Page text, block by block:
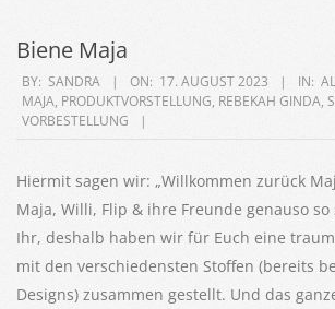
Biene Maja
2023-
08-
BY: SANDRA ON: 17. AUGUST 2023 IN:
MAJA, PRODUKTVORSTELLUNG, REBEKAH GINDA,
VORBESTELLUNG
Hiermit sagen wir: „Willkommen zurück
Maja, Willi, Flip & ihre Freunde genauso
Ihr, deshalb haben wir für Euch eine
mit den verschiedensten Stoffen (bereits
Designs) zusammen gestellt. Und das